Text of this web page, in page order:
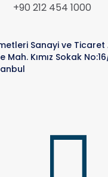
+90 212 454 1000
Sanayi ve Ticaret
Kımız Sokak